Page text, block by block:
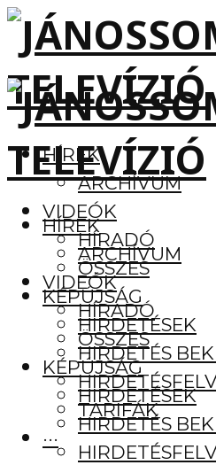
HÍREK
ARCHÍVUM
VIDEÓK
HÍRADÓ
ÖSSZES
KÉPÚJSÁG
HIRDETÉSEK
HIRDETÉS
TARIFÁK
···
HÍREK
ARCHÍVUM
VIDEÓK
HÍRADÓ
ÖSSZES
KÉPÚJSÁG
HIRDETÉSEK
HIRDETÉS